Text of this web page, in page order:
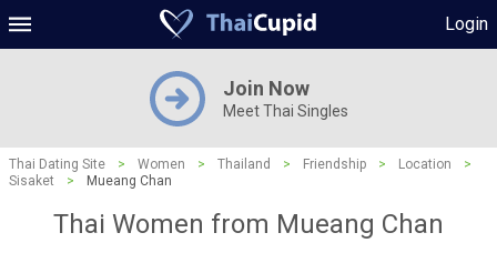
Login
Join Now
Meet Thai Singles
Thai Dating Site > Women > Thailand > Friendship > Location
>
Sisaket
> Mueang Chan
Thai Women from Mueang Chan